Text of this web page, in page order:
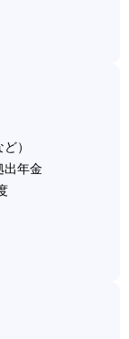
）
出年金